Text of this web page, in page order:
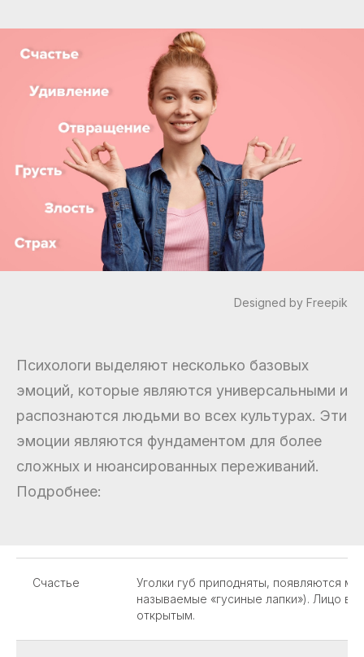
Designed by Freepik
Психологи выделяют несколько базовых
эмоций, которые являются универсальными и
распознаются людьми во всех культурах. Эти
эмоции являются фундаментом для более
сложных и нюансированных переживаний.
Подробнее:
Счастье
Уголки губ приподняты, появляются
называемые «гусиные лапки»). Лицо
открытым.